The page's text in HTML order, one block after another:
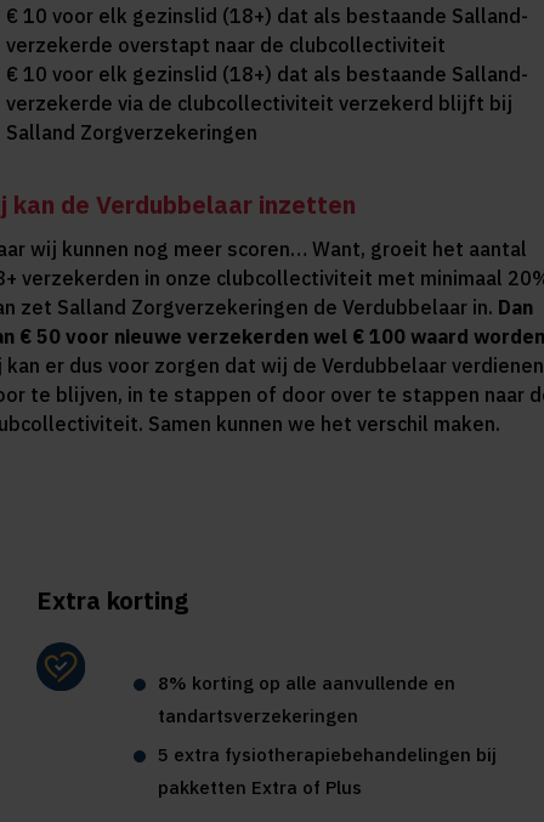
€ 10 voor elk gezinslid (18+) dat als bestaande Salland-
verzekerde overstapt naar de clubcollectiviteit
€ 10 voor elk gezinslid (18+) dat als bestaande Salland-
verzekerde via de clubcollectiviteit verzekerd blijft bij
Salland Zorgverzekeringen
kan de Verdubbelaar inzetten
wij kunnen nog meer scoren… Want, groeit het aantal
verzekerden in onze clubcollectiviteit met minimaal
zet Salland Zorgverzekeringen de Verdubbelaar in. Dan
€ 50 voor nieuwe verzekerden wel € 100 waard
kan er dus voor zorgen dat wij de Verdubbelaar
te blijven, in te stappen of door over te stappen naar
Samen kunnen we het verschil maken.
Extra korting
8% korting op alle aanvullende en
tandartsverzekeringen
5 extra fysiotherapiebehandelingen bij
pakketten Extra of Plus